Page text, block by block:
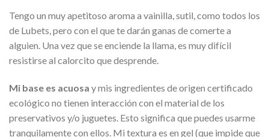
Tengo un muy apetitoso aroma a vainilla, sutil, como todos los
de Lubets, pero con el que te darán ganas de comerte a
alguien. Una vez que se enciende la llama, es muy difícil
resistirse al calorcito que desprende.
Mi base es acuosa y mis ingredientes de origen certificado
ecológico no tienen interacción con el material de los
preservativos y/o juguetes. Esto significa que puedes usarme
tranquilamente con ellos. Mi textura es en gel (que impide que